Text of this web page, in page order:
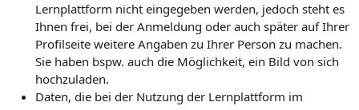
Lernplattform nicht eingegeben werden, jedoch steht es
Ihnen frei, bei der Anmeldung oder auch später auf Ihrer
Profilseite weitere Angaben zu Ihrer Person zu machen.
Sie haben bspw. auch die Möglichkeit, ein Bild von sich
hochzuladen.
Daten, die bei der Nutzung der Lernplattform im